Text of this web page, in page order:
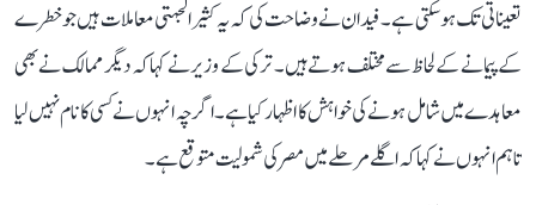
تعیناتی تک ہوسکتی ہے۔ فیدان نے وضاحت کی کہ یہ کثیر الجہتی معاملات ہیں جو خطرے
کے پیمانے کے لحاظ سے مختلف ہوتے ہیں۔ ترکی کے وزیر نے کہا کہ دیگر ممالک نے بھی
معاہدے میں شامل ہونے کی خواہش کا اظہار کیا ہے۔ اگرچہ انہوں نے کسی کا نام نہیں لیا
تاہم انہوں نے کہا کہ اگلے مرحلے میں مصر کی شمولیت متوقع ہے۔